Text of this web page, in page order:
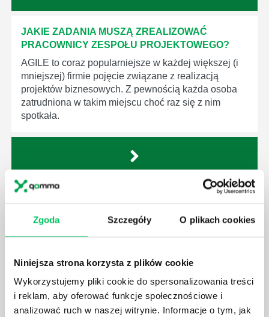
Zgoda Szczegóły O plikach cookies
Niniejsza strona korzysta z plików cookie
Wykorzystujemy pliki cookie do spersonalizowania treści
i reklam, aby oferować funkcje społecznościowe i
analizować ruch w naszej witrynie. Informacje o tym, jak
JAKIE ZADANIA MUSZĄ ZREALIZOWAĆ
PRACOWNICY ZESPOŁU PROJEKTOWEGO?
AGILE to coraz popularniejsze w każdej większej (i
mniejszej) firmie pojęcie związane z realizacją
projektów biznesowych. Z pewnością każda osoba
zatrudniona w takim miejscu choć raz się z nim
spotkała.
JAKIE UMIEJĘTNOŚCI MENEDŻERSKIE
Nawet zespół złożony z doskonale wykształconych i
kompetentnych pracowników nie będzie w stanie
nim odpowiedniego kierownictwa. Zawsze
niezbędna jest osoba nadzorująca wszystkie
czynności wykonywane przez pracowników.